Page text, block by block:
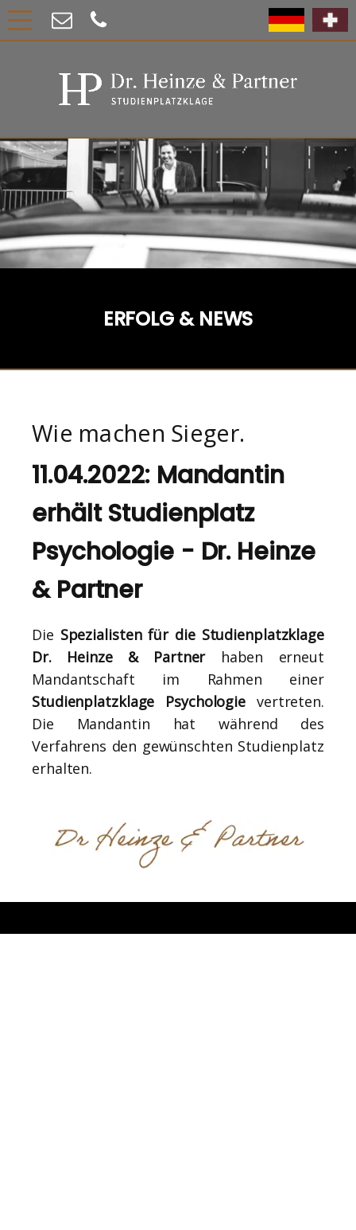
ERFOLG & NEWS
Wie machen Sieger.
11.04.2022: Mandantin
erhält Studienplatz
Psychologie - Dr. Heinze
& Partner
Die Spezialisten für die Studienplatzklage
Dr. Heinze & Partner haben erneut
Mandantschaft im Rahmen einer
Studienplatzklage Psychologie vertreten.
Die Mandantin hat während des
Verfahrens den gewünschten Studienplatz
erhalten.